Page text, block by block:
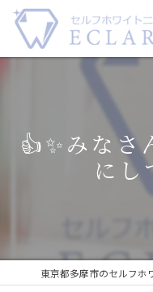
👍✨みなさ
にし